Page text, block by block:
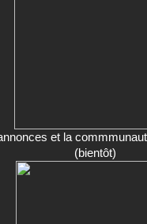
et la
(bientôt)